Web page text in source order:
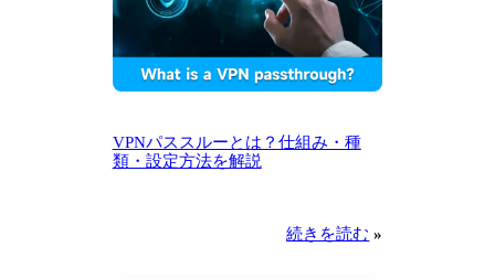
VPNパススルーとは？仕組み・種
類・設定方法を解説
続きを読む »